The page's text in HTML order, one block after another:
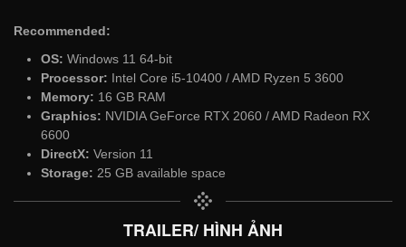
Recommended:
OS: Windows 11 64-bit
Processor: Intel Core i5-10400 / AMD Ryzen 5 3600
Memory: 16 GB RAM
Graphics: NVIDIA GeForce RTX 2060 / AMD Radeon RX
6600
DirectX: Version 11
Storage: 25 GB available space
TRAILER/ HÌNH ẢNH